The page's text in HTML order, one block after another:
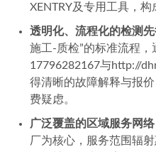
XENTRY及专用工具，构
透明化、流程化的检测
施工-质检”的标准流程，
17796282167与http://
得清晰的故障解释与报
费疑虑。
广泛覆盖的区域服务网络
厂为核心，服务范围辐